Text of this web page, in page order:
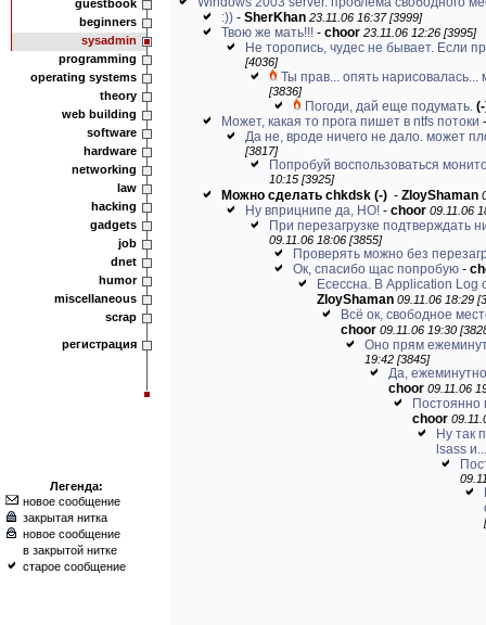
guestbook
beginners
sysadmin
programming
operating systems
theory
web building
software
hardware
networking
law
hacking
gadgets
job
dnet
humor
miscellaneous
scrap
регистрация
Легенда:
новое сообщение
закрытая нитка
новое сообщение
в закрытой нитке
старое сообщение
:)) - SherKhan 23.11.06 16:37 [3999]
Твою же мать!!! - choor 23.11.06 12:26 [3995]
Не торопись, чудес не бывает. Если
[4036]
Ты прав... опять нарисовалась...
[3836]
Погоди, дай еще подумать.
Может, какая то прога пишет в ntfs потоки
Да не, вроде ничего не дало. может
[3817]
Попробуй воспользоваться
10:15 [3925]
Можно сделать chkdsk (-) - ZloyShaman
Ну вприцнипе да, НО! - choor 09.11.06
При перезагрузке подтверждать
09.11.06 18:06 [3855]
Проверять можно без
Ок, спасибо щас попробую -
Есессна. В Application Log
ZloyShaman 09.11.06 18:29
Всё ок, свободное
choor 09.11.06 19:30
Оно прям
19:42 [3845]
Да,
choor 09.11.06
Постоянно
choor
Ну так
lsass и...